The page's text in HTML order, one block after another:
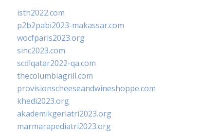
isth2022.com
p2b2pabi2023-makassar.com
wocfparis2023.org
sinc2023.com
scdlqatar2022-qa.com
thecolumbiagrill.com
provisionscheeseandwineshoppe.com
khedi2023.org
akademikgeriatri2023.org
marmarapediatri2023.org